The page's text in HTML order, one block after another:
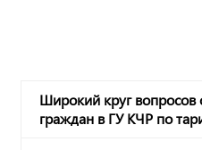
Широкий круг вопросов
граждан в ГУ КЧР по